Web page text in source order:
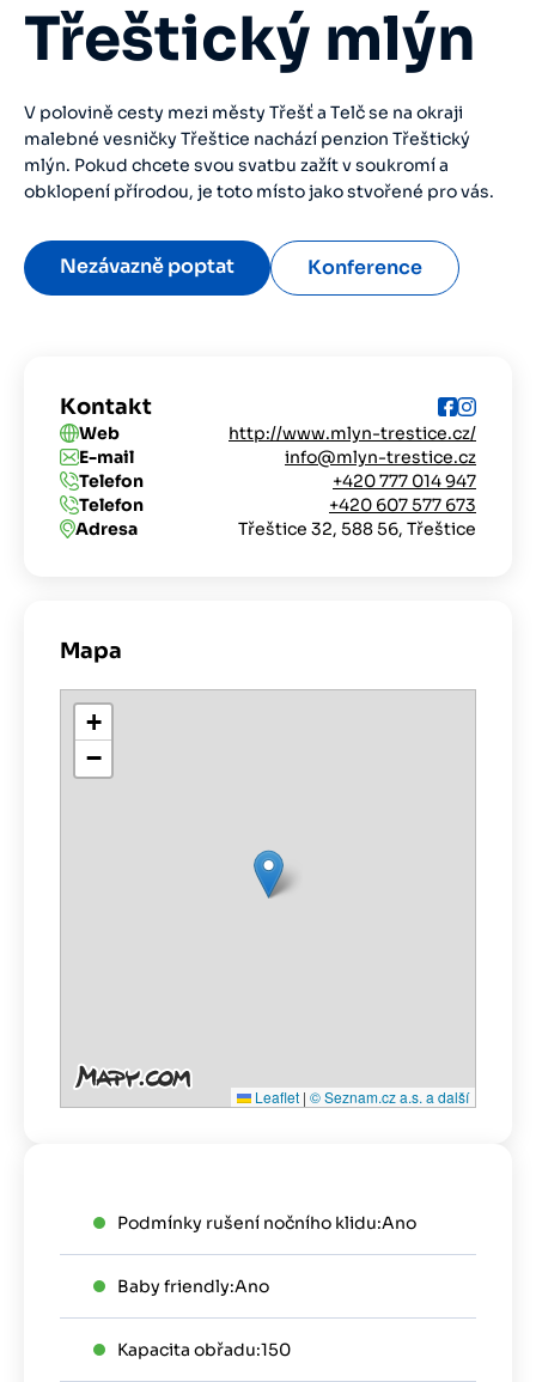
Třeštický mlýn
V polovině cesty mezi městy Třešť a Telč se na okraji
malebné vesničky Třeštice nachází penzion Třeštický
mlýn. Pokud chcete svou svatbu zažít v soukromí a
obklopení přírodou, je toto místo jako stvořené pro vás.
Nezávazně poptat Konference
Kontakt
Web
http://www.mlyn-trestice.cz/
E-mail
info@mlyn-trestice.cz
Telefon
+420 777 014 947
Telefon
+420 607 577 673
Adresa
Třeštice 32, 588 56, Třeštice
Mapa
+
−
Leaflet | © Seznam.cz a.s. a další
Podmínky rušení nočního klidu:Ano
Baby friendly:Ano
Kapacita obřadu:150